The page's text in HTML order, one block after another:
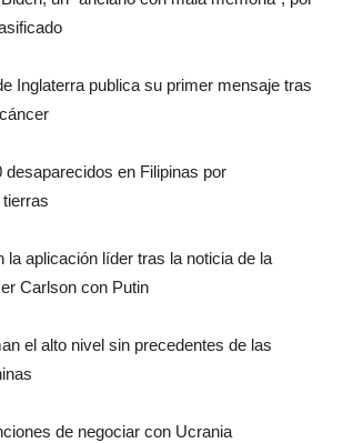
Inglaterra publica su primer mensaje tras
desaparecidos en Filipinas por
la aplicación líder tras la noticia de la
Carlson con Putin
el alto nivel sin precedentes de las
de negociar con Ucrania